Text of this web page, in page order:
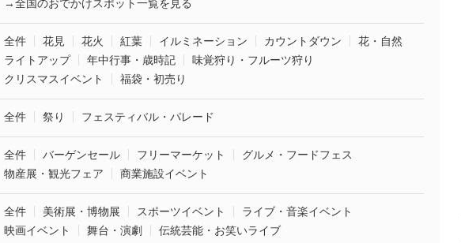
→全国のおでかけスポット一覧を見る
全件 花見 花火 紅葉 イルミネーション カウントダウン
花・自然
ライトアップ
年中行事・歳時記
味覚狩り・フルーツ狩り
クリスマスイベント
福袋・初売り
全件 祭り フェスティバル・パレード
全件 バーゲンセール フリーマーケット
グルメ・フードフェス
物産展・観光フェア
商業施設イベント
全件 美術展・博物展 スポーツイベント
ライブ・音楽イベント
映画イベント
舞台・演劇 伝統芸能・お笑いライブ